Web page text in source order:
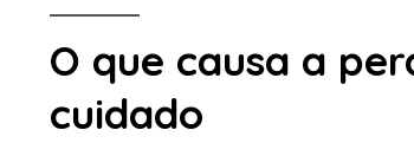
O que causa a
cuidado